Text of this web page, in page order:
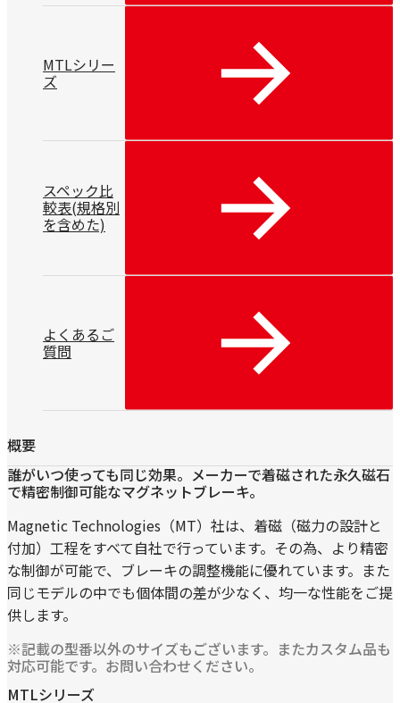
MTLシリー
ズ
スペック比
較表(規格別
を含めた)
よくあるご
質問
概要
誰がいつ使っても同じ効果。メーカーで着磁された永久磁石
で精密制御可能なマグネットブレーキ。
Magnetic Technologies（MT）社は、着磁（磁力の設計と
付加）工程をすべて自社で行っています。その為、より精密
な制御が可能で、ブレーキの調整機能に優れています。また
同じモデルの中でも個体間の差が少なく、均一な性能をご提
供します。
※記載の型番以外のサイズもございます。またカスタム品も
対応可能です。お問い合わせください。
MTLシリーズ